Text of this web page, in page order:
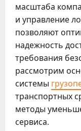
масштаба
и управление
позволяют
надежность
требования
рассмотрим
системы
транспортных
методы
сервиса.